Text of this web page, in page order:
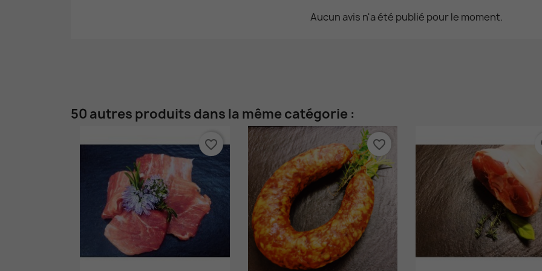
Aucun avis n'a été publié pour le moment.
50 autres produits dans la même catégorie :
favorite_border favorite_border